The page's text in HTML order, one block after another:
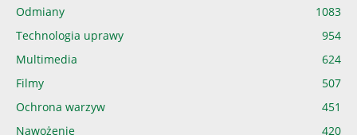
Odmiany
1083
Technologia uprawy
954
Multimedia
624
Filmy
507
Ochrona warzyw
451
Nawożenie
420